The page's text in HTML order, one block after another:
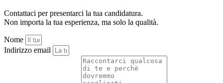
Contattaci per presentarci la tua candidatura.
Non importa la tua esperienza, ma solo la qualità.
Nome
Indirizzo email